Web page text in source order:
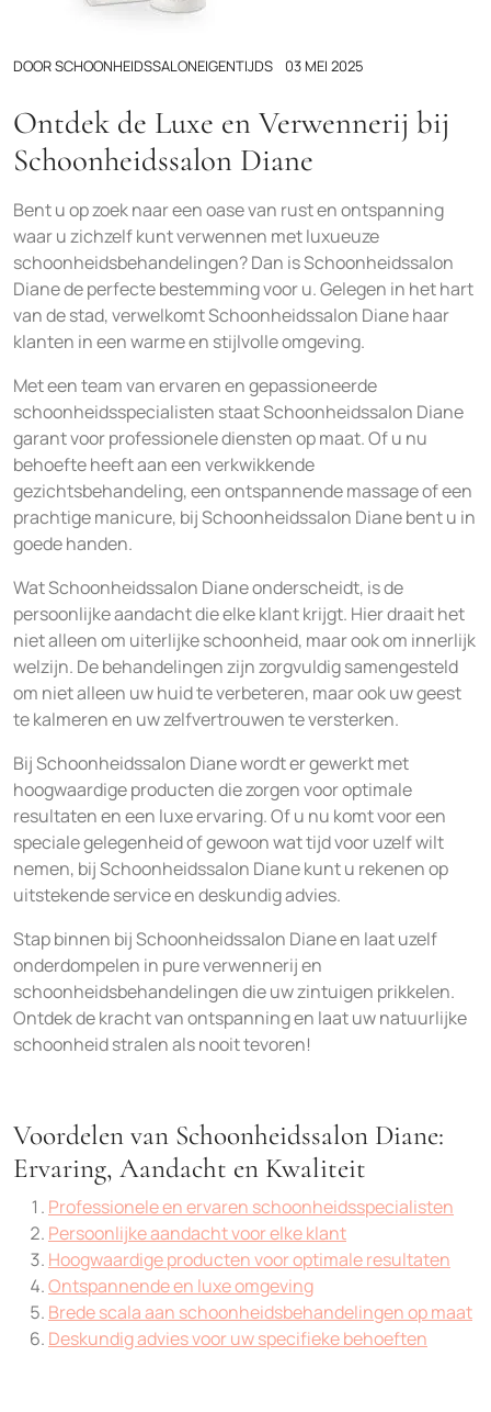
DOORSCHOONHEIDSSALONEIGENTIJDS 03 MEI 2025
Ontdek de Luxe en Verwennerij bij
Schoonheidssalon Diane
Bent u op zoek naar een oase van rust en ontspanning
waar u zichzelf kunt verwennen met luxueuze
schoonheidsbehandelingen? Dan is Schoonheidssalon
Diane de perfecte bestemming voor u. Gelegen in het hart
van de stad, verwelkomt Schoonheidssalon Diane haar
klanten in een warme en stijlvolle omgeving.
Met een team van ervaren en gepassioneerde
schoonheidsspecialisten staat Schoonheidssalon Diane
garant voor professionele diensten op maat. Of u nu
behoefte heeft aan een verkwikkende
gezichtsbehandeling, een ontspannende massage of een
prachtige manicure, bij Schoonheidssalon Diane bent u in
goede handen.
Wat Schoonheidssalon Diane onderscheidt, is de
persoonlijke aandacht die elke klant krijgt. Hier draait het
niet alleen om uiterlijke schoonheid, maar ook om innerlijk
welzijn. De behandelingen zijn zorgvuldig samengesteld
om niet alleen uw huid te verbeteren, maar ook uw geest
te kalmeren en uw zelfvertrouwen te versterken.
Bij Schoonheidssalon Diane wordt er gewerkt met
hoogwaardige producten die zorgen voor optimale
resultaten en een luxe ervaring. Of u nu komt voor een
speciale gelegenheid of gewoon wat tijd voor uzelf wilt
nemen, bij Schoonheidssalon Diane kunt u rekenen op
uitstekende service en deskundig advies.
Stap binnen bij Schoonheidssalon Diane en laat uzelf
onderdompelen in pure verwennerij en
schoonheidsbehandelingen die uw zintuigen prikkelen.
Ontdek de kracht van ontspanning en laat uw natuurlijke
schoonheid stralen als nooit tevoren!
Voordelen van Schoonheidssalon Diane:
Ervaring, Aandacht en Kwaliteit
Professionele en ervaren schoonheidsspecialisten
Persoonlijke aandacht voor elke klant
Hoogwaardige producten voor optimale resultaten
Ontspannende en luxe omgeving
Brede scala aan schoonheidsbehandelingen op maat
Deskundig advies voor uw specifieke behoeften